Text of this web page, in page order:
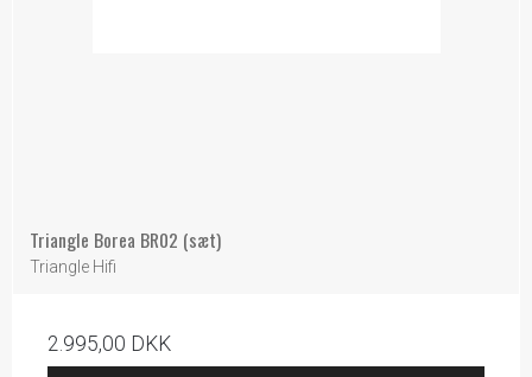
Triangle Borea BR02 (sæt)
Triangle Hifi
2.995,00 DKK